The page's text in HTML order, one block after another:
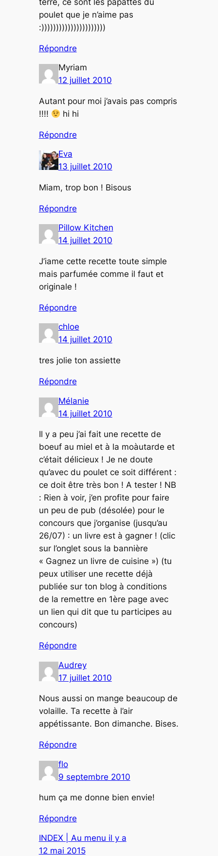
terre, ce sont les papattes du
poulet que je n’aime pas
:))))))))))))))))))))))
Répondre
Myriam
12 juillet 2010
Autant pour moi j’avais pas compris
!!!!
hi hi
Répondre
Eva
13 juillet 2010
Miam, trop bon ! Bisous
Répondre
Pillow Kitchen
14 juillet 2010
J’iame cette recette toute simple
mais parfumée comme il faut et
originale !
Répondre
chloe
14 juillet 2010
tres jolie ton assiette
Répondre
Mélanie
14 juillet 2010
Il y a peu j’ai fait une recette de
boeuf au miel et à la moàutarde et
c’était délicieux ! Je ne doute
qu’avec du poulet ce soit différent :
ce doit être très bon ! A tester ! NB
: Rien à voir, j’en profite pour faire
un peu de pub (désolée) pour le
concours que j’organise (jusqu’au
26/07) : un livre est à gagner ! (clic
sur l’onglet sous la bannière
« Gagnez un livre de cuisine ») (tu
peux utiliser une recette déjà
publiée sur ton blog à conditions
de la remettre en 1ère page avec
un lien qui dit que tu participes au
concours)
Répondre
Audrey
17 juillet 2010
Nous aussi on mange beaucoup de
volaille. Ta recette à l’air
appétissante. Bon dimanche. Bises.
Répondre
flo
9 septembre 2010
hum ça me donne bien envie!
Répondre
INDEX | Au menu il y a
12 mai 2015